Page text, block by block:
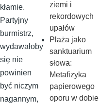
kłamie.
Partyjny
burmistrz,
wydawałoby
się nie
powinien
być niczym
nagannym,
ziemi i
rekordowych
upałów
Plaża jako
sanktuarium
słowa:
Metafizyka
papierowego
oporu w dobie